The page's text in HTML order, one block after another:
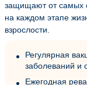
защищают от самых
на каждом этапе
взрослости.
Регулярная
заболеваний и
Ежегодная